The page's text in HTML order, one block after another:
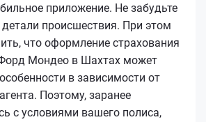
приложение. Не забудьте
детали происшествия. При этом
что оформление страхования
Мондео в Шахтах может
в зависимости от
Поэтому, заранее
с условиями вашего полиса,